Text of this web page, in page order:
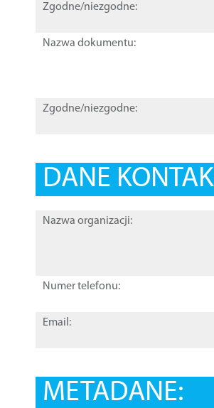
Zgodne/niezgodne:
Nazwa dokumentu:
Zgodne/niezgodne:
DANE
Nazwa organizacji:
Numer telefonu:
Email:
METADANE: